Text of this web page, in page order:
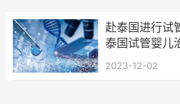
赴泰国进行试
泰国试管婴儿
儿注意事项
2023-12-02